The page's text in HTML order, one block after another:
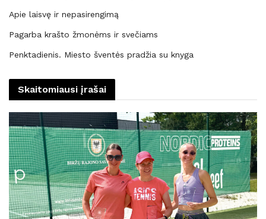
Apie laisvę ir nepasirengimą
Pagarba krašto žmonėms ir svečiams
Penktadienis. Miesto šventės pradžia su knyga
Skaitomiausi įrašai